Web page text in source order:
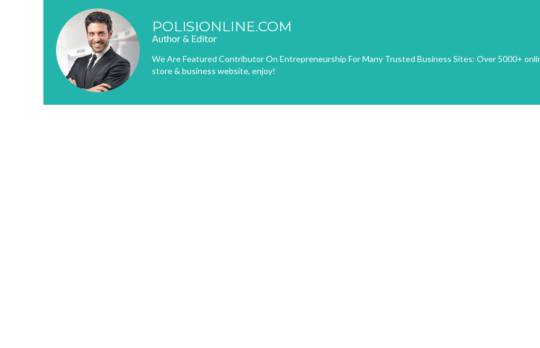
POLISIONLINE.COM
Author & Editor
We Are Featured Contributor On Entrepreneurship For Many Trusted Business Sites: Over 5000+
store & business website, enjoy!